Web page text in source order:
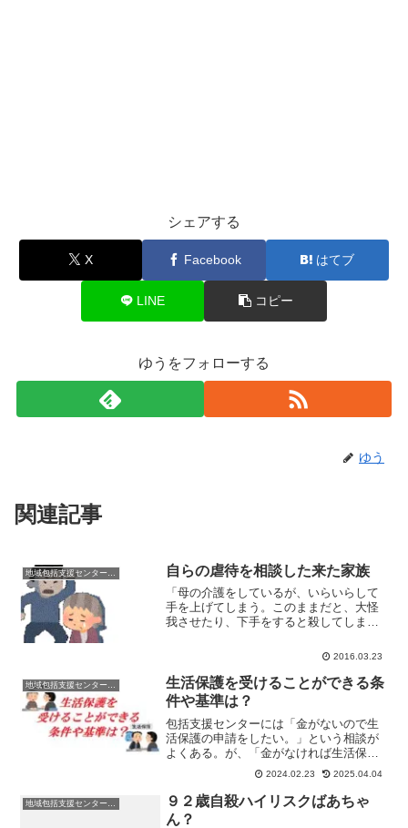
シェアする
X Facebook はてブ
LINE コピー
ゆうをフォローする
ゆう
関連記事
自らの虐待を相談した来た家族
「母の介護をしているが、いらいらして
手を上げてしまう。このままだと、大怪
我させたり、下手をすると殺してしまう
りこんな相談は多くないんだけど。 た
待する」 親戚が「子供た...
2016.03.23
地域包括支援センターの日常
生活保護を受けることができる条
件や基準は？
包括支援センターには「金がないので生
活保護の申請をしたい。」という相談が
よくある。が、「金がなければ生活保護
を受けることができる」というわけでは
ないわけで。そこには、ちゃんと基準が
ある。では、生活保護を受けることがで
きる基準ってなんだ。
2024.02.23 2025.04.04
９２歳自殺ハイリスクばあちゃ
ん？